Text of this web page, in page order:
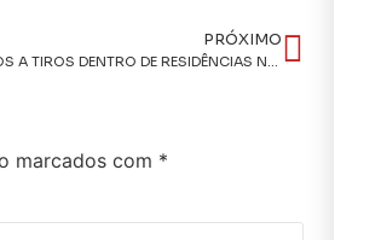
PRÓXIMO
PRIMOS SÃO EXECUTADOS A TIROS DENTRO DE RESIDÊNCIAS NO BAIRRO DO CRISTO REDENTOR, EM JOÃO PESSOA
marcados com *